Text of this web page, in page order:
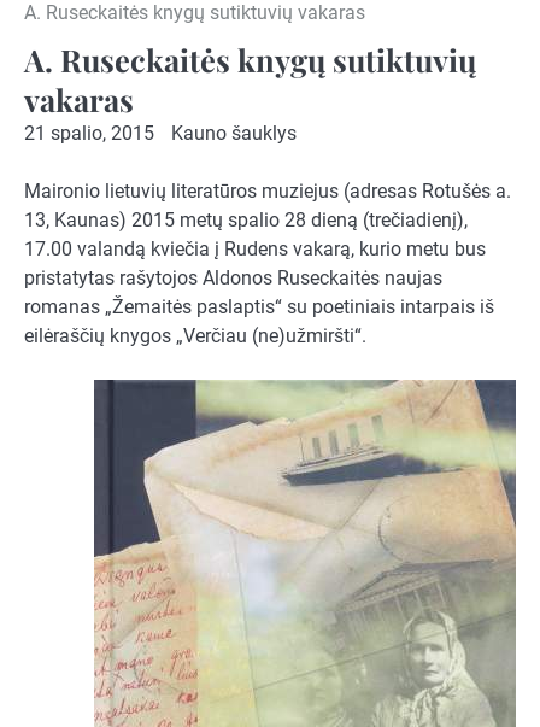
A. Ruseckaitės knygų sutiktuvių vakaras
A. Ruseckaitės knygų sutiktuvių
vakaras
21 spalio, 2015 Kauno šauklys
Maironio lietuvių literatūros muziejus (adresas Rotušės a.
13, Kaunas) 2015 metų spalio 28 dieną (trečiadienį),
17.00 valandą kviečia į Rudens vakarą, kurio metu bus
pristatytas rašytojos Aldonos Ruseckaitės naujas
romanas „Žemaitės paslaptis“ su poetiniais intarpais iš
eilėraščių knygos „Verčiau (ne)užmiršti“.